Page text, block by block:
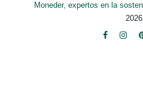
Moneder, expertos en la
2026